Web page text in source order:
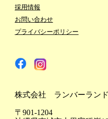
株式会社 ランバーランド
〒901-1204
採用情報
お問い合わせ
プライバシーポリシー